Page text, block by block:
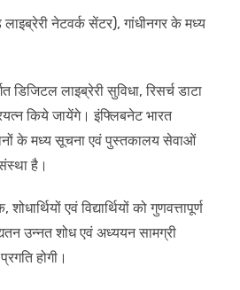
नेटवर्क सेंटर), गांधीनगर के मध्य
लाइब्रेरी सुविधा, रिसर्च डाटा
किये जायेंगे। इंफ्लिबनेट भारत
के मध्य सूचना एवं पुस्तकालय सेवाओं
है।
एवं विद्यार्थियों को गुणवत्तापूर्ण
उन्नत शोध एवं अध्ययन सामग्री
होगी।